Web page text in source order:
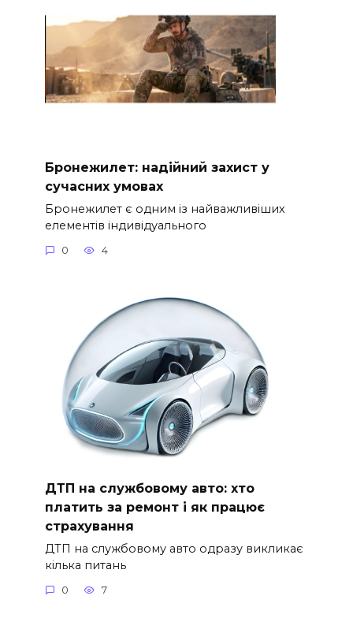
Бронежилет: надійний захист у
сучасних умовах
Бронежилет є одним із найважливіших
елементів індивідуального
0 4
ДТП на службовому авто: хто
платить за ремонт і як працює
страхування
ДТП на службовому авто одразу викликає
кілька питань
0 7